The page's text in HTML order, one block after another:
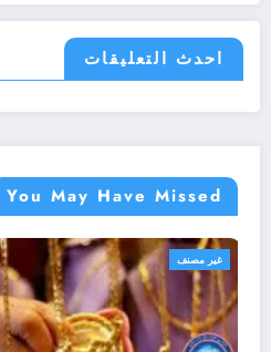
احدث التعليقات
You May Have Missed